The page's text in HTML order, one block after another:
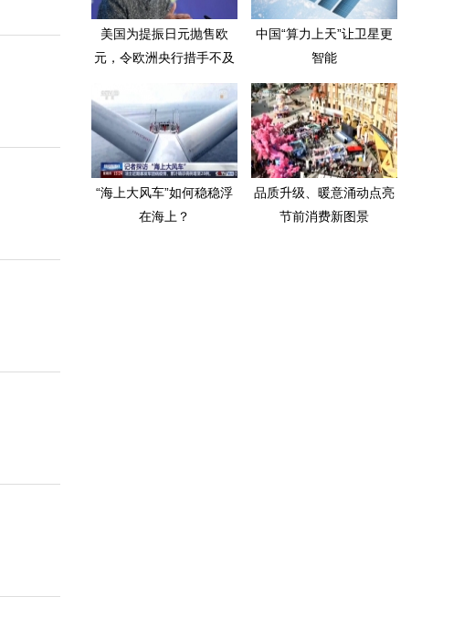
美国为提振日元抛售欧
元，令欧洲央行措手不及
中国“算力上天”让卫星更
智能
“海上大风车”如何稳稳浮
在海上？
品质升级、暖意涌动点亮
节前消费新图景